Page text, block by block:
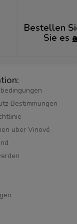
Bestellen
Sie es
Bestimmungen
über Vinové